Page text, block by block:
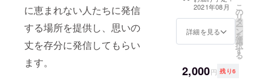
に恵まれない人たちに発信
する場所を提供し、思いの
丈を存分に発信してもらい
ます。
間)それぞれの講
演が終了次第、
視聴サイト情報
をお送りしま
2021年08月
詳細を見る
こ
の
リ
タ
ー
ン
を
選
択
す
る
2,000円 残り6